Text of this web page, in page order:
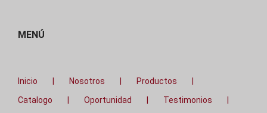
MENÚ
Inicio Nosotros
Productos
Catalogo
Oportunidad
Testimonios